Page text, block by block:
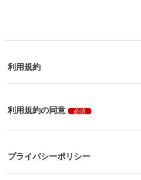
利用規約
利用規約の同意 必須
プライバシーポリシー